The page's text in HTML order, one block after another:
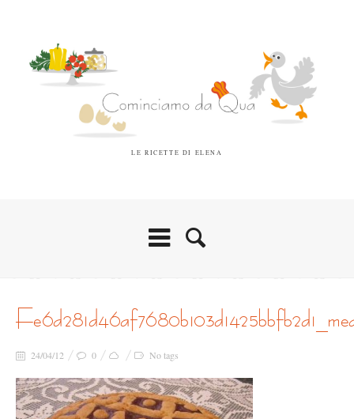
LE RICETTE DI ELENA
24/04/12 0 No tags